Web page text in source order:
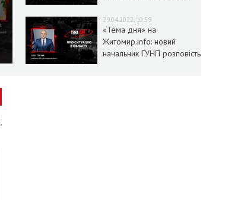
29.04.2022, 10:59
«Тема дня» на
Житомир.info: новий
начальник ГУНП розповість